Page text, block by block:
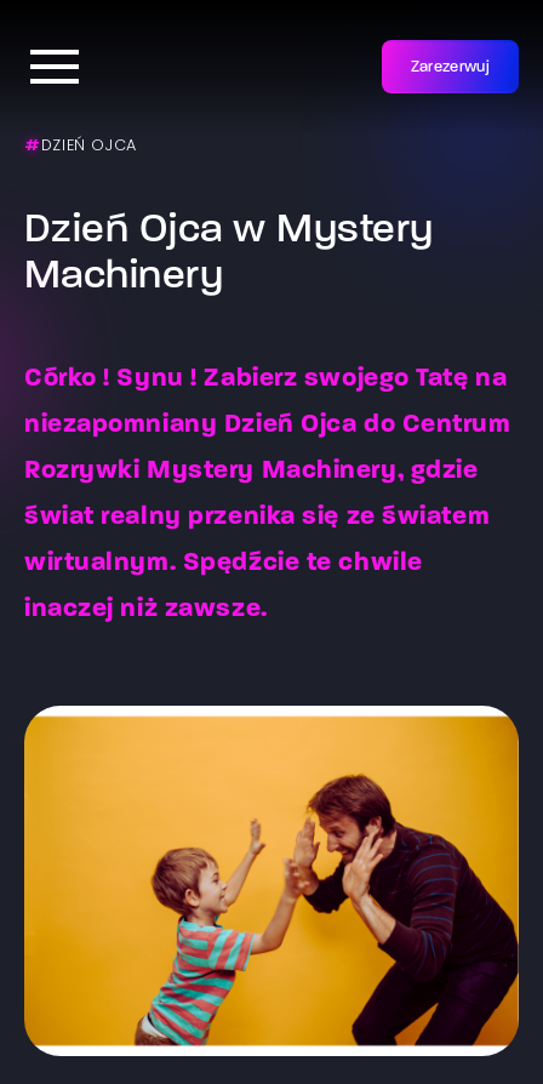
Zarezerwuj
# DZIEŃ OJCA
Dzień Ojca w Mystery
Machinery
Córko ! Synu ! Zabierz swojego Tatę na
niezapomniany Dzień Ojca do Centrum
Rozrywki Mystery Machinery, gdzie
świat realny przenika się ze światem
wirtualnym. Spędźcie te chwile
inaczej niż zawsze.